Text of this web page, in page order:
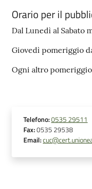
Orario per il
Dal Lunedì al Sabato
Giovedì pomeriggio
Ogni altro
Telefono:0535 29511
Fax:0535 29538
Email: